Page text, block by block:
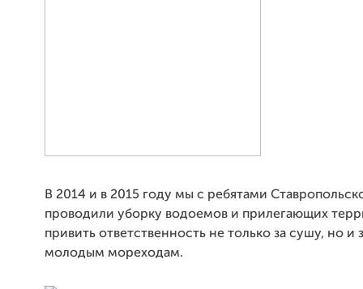
В 2014 и в 2015 году мы с ребятами
проводили уборку водоемов и прилегающих
привить ответственность не только за сушу, но и
молодым мореходам.